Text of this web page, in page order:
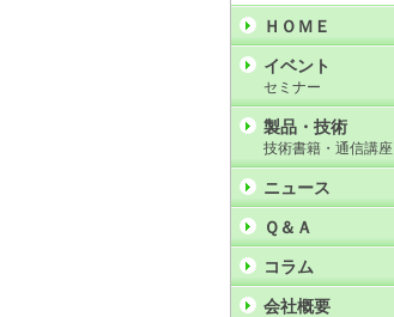
ＨＯＭＥ
イベント
セミナー
製品・技術
技術書籍・通信講座
ニュース
Ｑ＆Ａ
コラム
会社概要